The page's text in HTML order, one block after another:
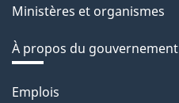
Ministères et organismes
À propos du gouvernement
Thèmes
Emplois